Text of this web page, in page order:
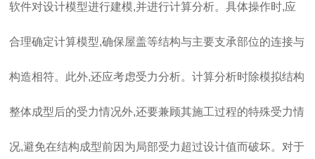
软件对设计模型进行建模,并进行计算分析。具体操作时,应
合理确定计算模型,确保屋盖等结构与主要支承部位的连接与
构造相符。此外,还应考虑受力分析。计算分析时除模拟结构
整体成型后的受力情况外,还要兼顾其施工过程的特殊受力情
况,避免在结构成型前因为局部受力超过设计值而破坏。对于